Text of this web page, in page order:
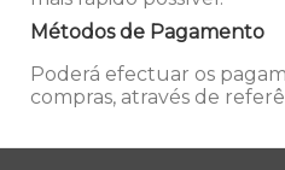
Métodos de Pagamento
Poderá efectuar os
compras, através de